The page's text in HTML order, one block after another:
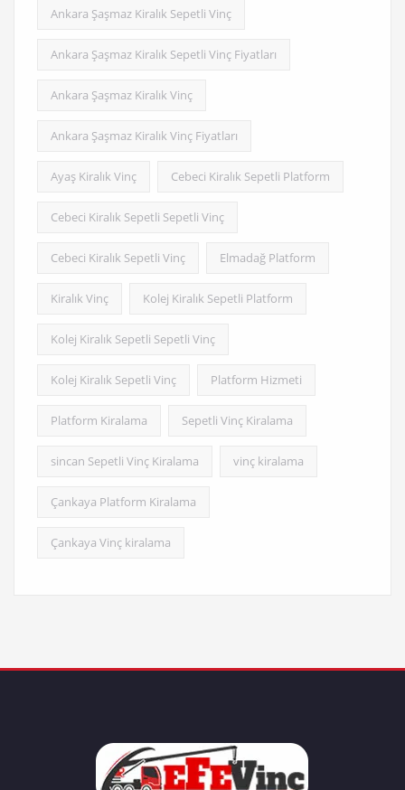
Ankara Şaşmaz Kiralık Sepetli Vinç
Ankara Şaşmaz Kiralık Sepetli Vinç Fiyatları
Ankara Şaşmaz Kiralık Vinç
Ankara Şaşmaz Kiralık Vinç Fiyatları
Ayaş Kiralık Vinç Cebeci Kiralık Sepetli Platform
Cebeci Kiralık Sepetli Sepetli Vinç
Cebeci Kiralık Sepetli Vinç Elmadağ Platform
Kiralık Vinç Kolej Kiralık Sepetli Platform
Kolej Kiralık Sepetli Sepetli Vinç
Kolej Kiralık Sepetli Vinç Platform Hizmeti
Platform Kiralama Sepetli Vinç Kiralama
sincan Sepetli Vinç Kiralama vinç kiralama
Çankaya Platform Kiralama
Çankaya Vinç kiralama